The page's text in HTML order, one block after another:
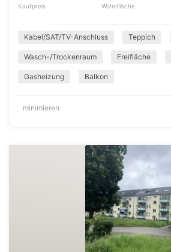
Kaufpreis Wohnfläche
Kabel/SAT/TV-Anschluss Teppich
Wasch-/Trockenraum Freifläche
Gasheizung Balkon
minimieren